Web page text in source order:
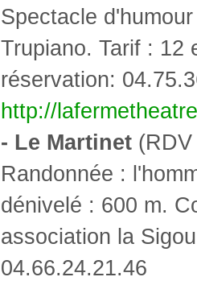
Spectacle
Trupiano. Tarif : 12
réservation:
http://
- Le Martinet
Randonnée :
dénivelé : 600 m.
association la
04.66.24.21.46